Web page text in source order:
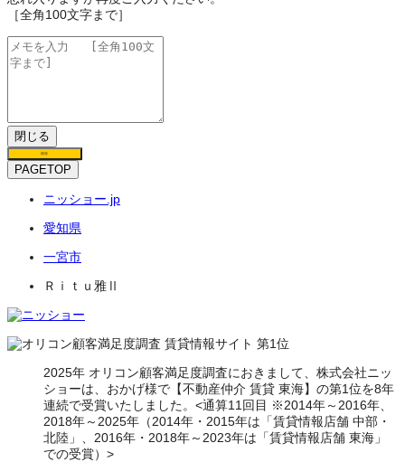
［全角100文字まで］
閉じる
保存
PAGETOP
ニッショー.jp
愛知県
一宮市
Ｒｉｔｕ雅Ⅱ
2025年 オリコン顧客満足度調査におきまして、株式会社ニッ
ショーは、おかげ様で【不動産仲介 賃貸 東海】の第1位を8年
連続で受賞いたしました。<通算11回目 ※2014年～2016年、
2018年～2025年（2014年・2015年は「賃貸情報店舗 中部・
北陸」、2016年・2018年～2023年は「賃貸情報店舗 東海」
での受賞）>